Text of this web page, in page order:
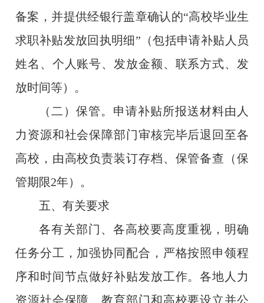
备案，并提供经银行盖章确认的“高校毕业生
求职补贴发放回执明细”（包括申请补贴人员
姓名、个人账号、发放金额、联系方式、发
放时间等）。
（二）保管。申请补贴所报送材料由人
力资源和社会保障部门审核完毕后退回至各
高校，由高校负责装订存档、保管备查（保
管期限2年）。
五、有关要求
各有关部门、各高校要高度重视，明确
任务分工，加强协同配合，严格按照申领程
序和时间节点做好补贴发放工作。各地人力
资源社会保障、教育部门和高校要设立并公